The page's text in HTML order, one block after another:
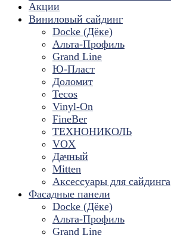
Акции
Виниловый сайдинг
Docke (Дёке)
Альта-Профиль
Grand Line
Ю-Пласт
Доломит
Tecos
Vinyl-On
FineBer
ТЕХНОНИКОЛЬ
VOX
Дачный
Mitten
Аксессуары для сайдинга
Фасадные панели
Docke (Дёке)
Альта-Профиль
Grand Line